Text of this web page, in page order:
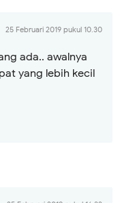
25 Februari 2019 pukul 10.30
ada.. awalnya
yang lebih kecil